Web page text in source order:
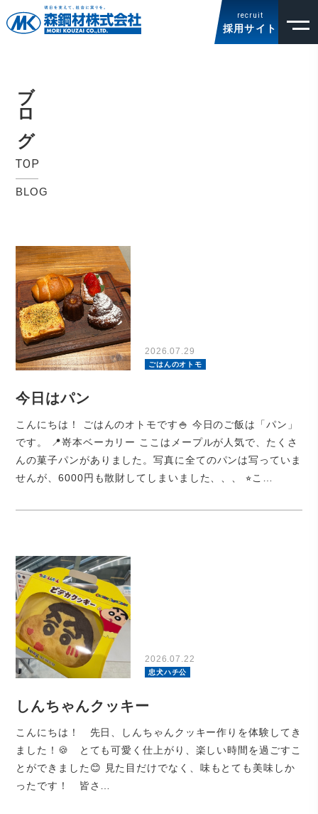
recruit
採用サイト
ブログ
TOP
BLOG
2026.07.29
ごはんのオトモ
今日はパン
こんにちは！ ごはんのオトモです🍚 今日のご飯は「パン」
です。 📍嵜本ベーカリー ここはメープルが人気で、たくさ
んの菓子パンがありました。写真に全てのパンは写っていま
せんが、6000円も散財してしまいました、、、 ⭐︎こ…
2026.07.22
忠犬ハチ公
しんちゃんクッキー
こんにちは！ 先日、しんちゃんクッキー作りを体験してき
ました！🍪 とても可愛く仕上がり、楽しい時間を過ごすこ
とができました😊 見た目だけでなく、味もとても美味しか
ったです！ 皆さ…